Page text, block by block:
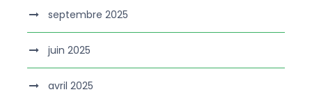
septembre 2025
juin 2025
avril 2025